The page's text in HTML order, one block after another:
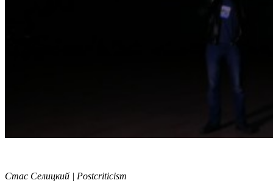
Стас Селицкий | Postcriticism